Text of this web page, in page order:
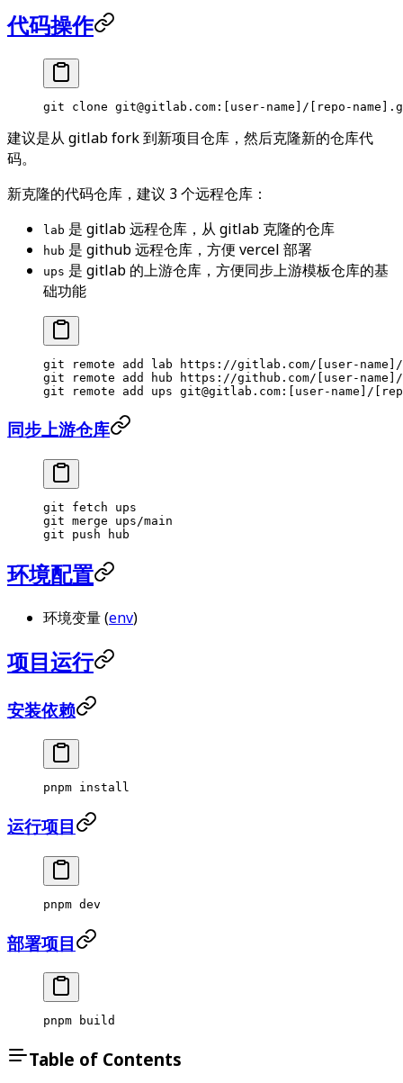
代码操作
git clone git@gitlab.com:[user-name]/[repo-
建议是从 gitlab fork 到新项目仓库，然后克隆新的仓库代
码。
新克隆的代码仓库，建议 3 个远程仓库：
lab 是 gitlab 远程仓库，从 gitlab 克隆的仓库
hub 是 github 远程仓库，方便 vercel 部署
ups 是 gitlab 的上游仓库，方便同步上游模板仓库的基
础功能
git remote add lab https://gitlab.com/[user-
git remote add hub https://github.com/[user-
git remote add ups git@gitlab.com:[user-name]/
同步上游仓库
git fetch ups
git merge ups/main
git push hub
环境配置
环境变量 (env)
项目运行
安装依赖
pnpm install
运行项目
pnpm dev
部署项目
pnpm build
Table of Contents